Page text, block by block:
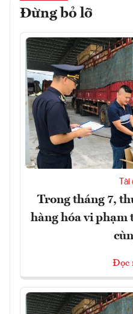
Đừng bỏ lỡ
Trong tháng 7,
hàng hóa vi phạm
Đọc